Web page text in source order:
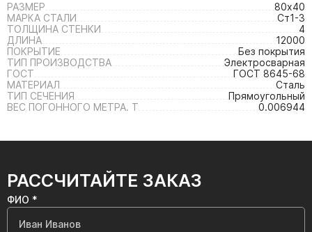
РАЗМЕР
80х40
МАРКА СТАЛИ
Ст1-3
ТОЛЩИНА СТЕНКИ
4
ДЛИНА
12000
ПОКРЫТИЕ
Без покрытия
ТИП ПРОИЗВОДСТВА
Электросварная
ГОСТ
ГОСТ 8645-68
МАТЕРИАЛ
Сталь
ТИП СЕЧЕНИЯ
Прямоугольный
ВЕС ПОГОННОГО МЕТРА. Т
0.006944
РАССЧИТАЙТЕ ЗАКАЗ
ФИО *